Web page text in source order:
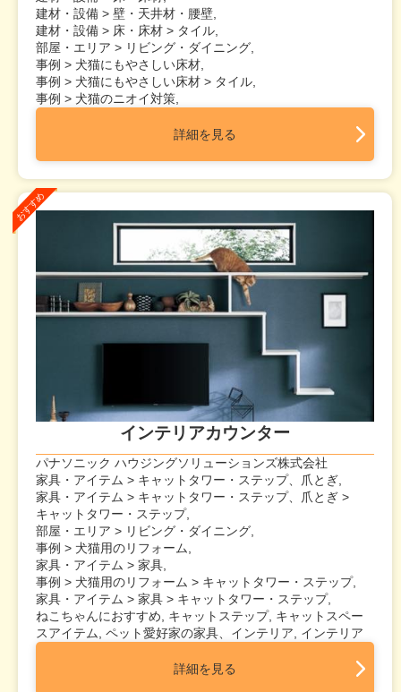
建材・設備 > 壁・天井材・腰壁,
建材・設備 > 床・床材 > タイル,
部屋・エリア > リビング・ダイニング,
事例 > 犬猫にもやさしい床材,
事例 > 犬猫にもやさしい床材 > タイル,
事例 > 犬猫のニオイ対策,
詳細を見る
インテリアカウンター
パナソニック ハウジングソリューションズ株式会社
家具・アイテム > キャットタワー・ステップ、爪とぎ,
家具・アイテム > キャットタワー・ステップ、爪とぎ >
キャットタワー・ステップ,
部屋・エリア > リビング・ダイニング,
事例 > 犬猫用のリフォーム,
家具・アイテム > 家具,
事例 > 犬猫用のリフォーム > キャットタワー・ステップ,
家具・アイテム > 家具 > キャットタワー・ステップ,
ねこちゃんにおすすめ, キャットステップ, キャットスペー
スアイテム, ペット愛好家の家具、インテリア, インテリア
詳細を見る